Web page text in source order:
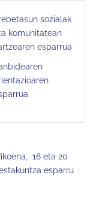
sozialak
komunitatean
esparrua
18 eta 20
esparru